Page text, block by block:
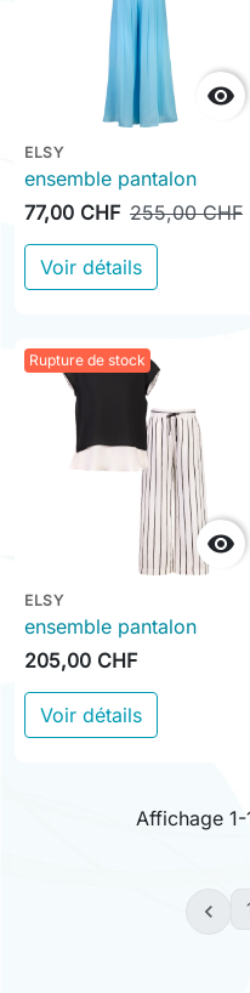

ELSY
ensemble pantalon
77,00 CHF 255,00 CHF
Voir détails
Rupture de stock

ELSY
ensemble pantalon
205,00 CHF
Voir détails
Affichage
